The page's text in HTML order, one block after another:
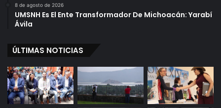
8 de agosto de 2026
UMSNH Es El Ente Transformador De Michoacán: Yarabí
Ávila
ÚLTIMAS NOTICIAS